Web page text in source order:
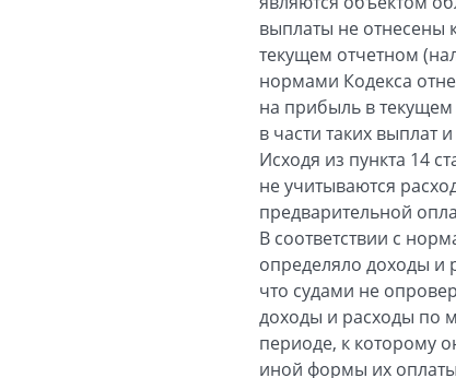
выплаты не отнесены
текущем отчетном
нормами Кодекса
на прибыль в
в части таких выплат
Исходя из пункта 14
не учитываются
предварительной
В соответствии с
определяло доходы и
что судами не
доходы и расходы по
периоде, к которому
иной формы их